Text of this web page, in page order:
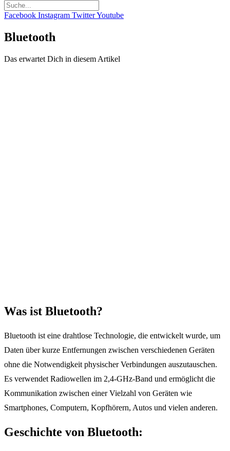
Facebook Instagram TwitterYoutube
Bluetooth
Das erwartet Dich in diesem Artikel
Was ist Bluetooth?
Bluetooth ist eine drahtlose Technologie, die entwickelt wurde, um
Daten über kurze Entfernungen zwischen verschiedenen Geräten
ohne die Notwendigkeit physischer Verbindungen auszutauschen.
Es verwendet Radiowellen im 2,4-GHz-Band und ermöglicht die
Kommunikation zwischen einer Vielzahl von Geräten wie
Smartphones, Computern, Kopfhörern, Autos und vielen anderen.
Geschichte von Bluetooth: